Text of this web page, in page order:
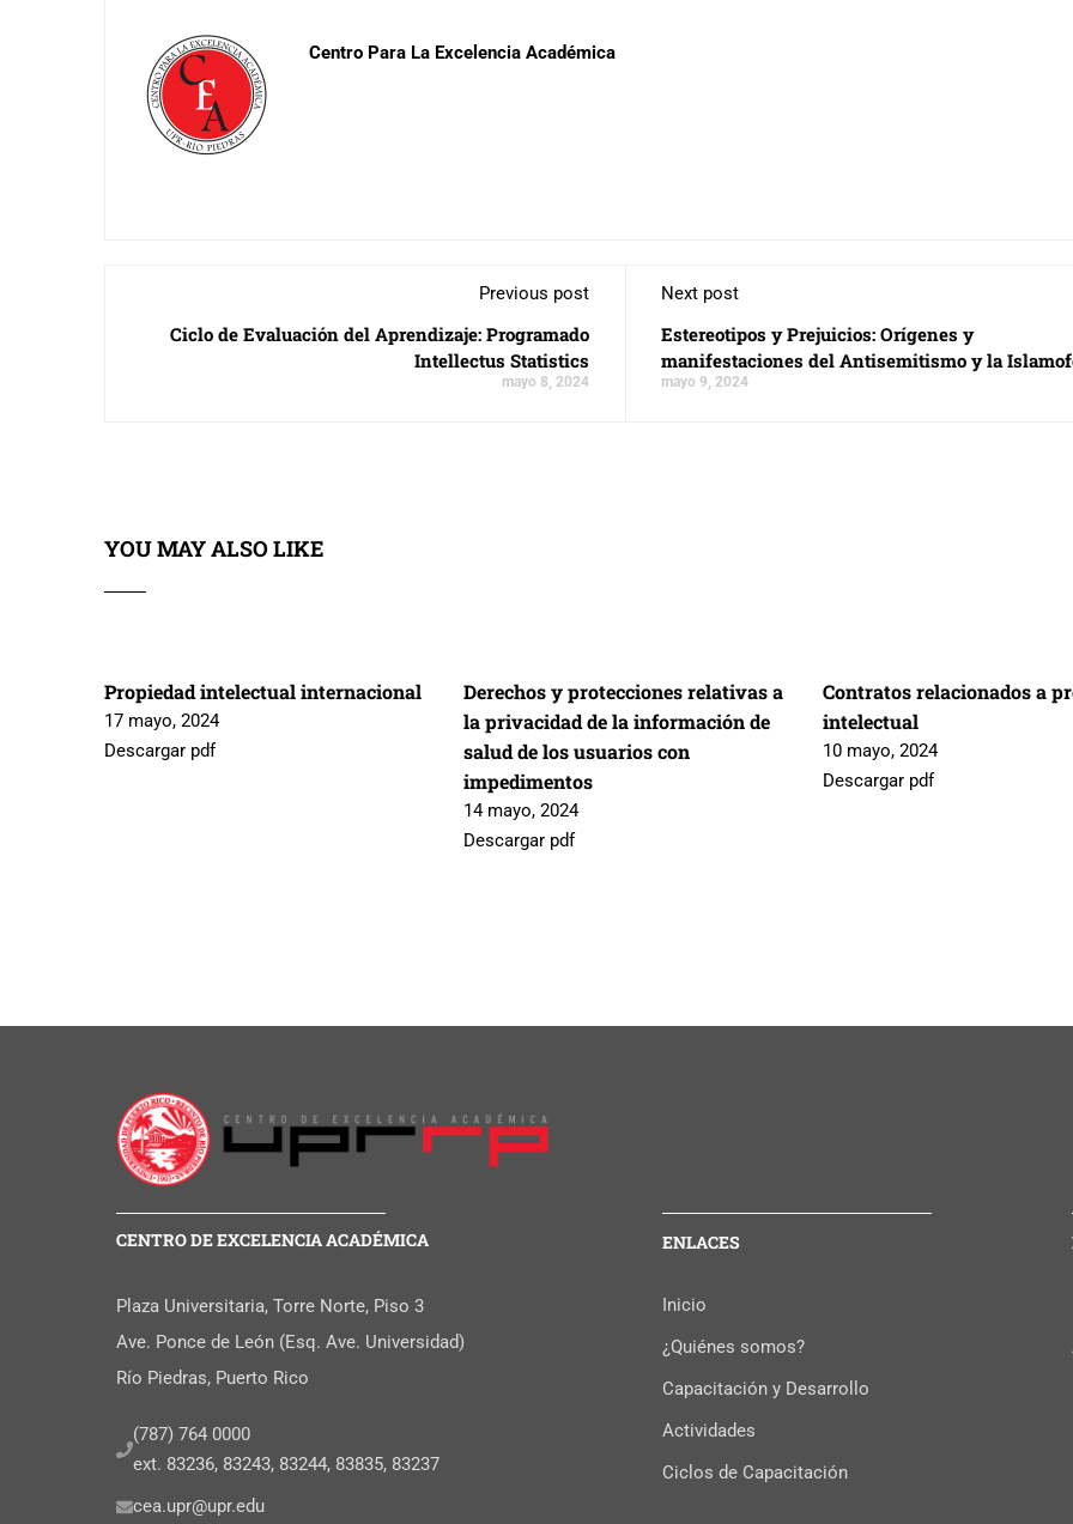
Centro Para La Excelencia Académica
Previous post
Ciclo de Evaluación del Aprendizaje: Programado
Intellectus Statistics
mayo 8, 2024
Next post
Estereotipos y Prejuicios: Orígenes y
manifestaciones del Antisemitismo y la
mayo 9, 2024
YOU MAY ALSO LIKE
Propiedad intelectual internacional
17 mayo, 2024
Descargar pdf
Derechos y protecciones relativas a
la privacidad de la información de
salud de los usuarios con
impedimentos
14 mayo, 2024
Descargar pdf
Contratos relacionados a
intelectual
10 mayo, 2024
Descargar pdf
CENTRO DE EXCELENCIA ACADÉMICA
Plaza Universitaria, Torre Norte, Piso 3
Ave. Ponce de León (Esq. Ave. Universidad)
Río Piedras, Puerto Rico
(787) 764 0000
ext. 83236, 83243, 83244, 83835, 83237
cea.upr@upr.edu
ENLACES
Inicio
¿Quiénes somos?
Capacitación y Desarrollo
Actividades
Ciclos de Capacitación